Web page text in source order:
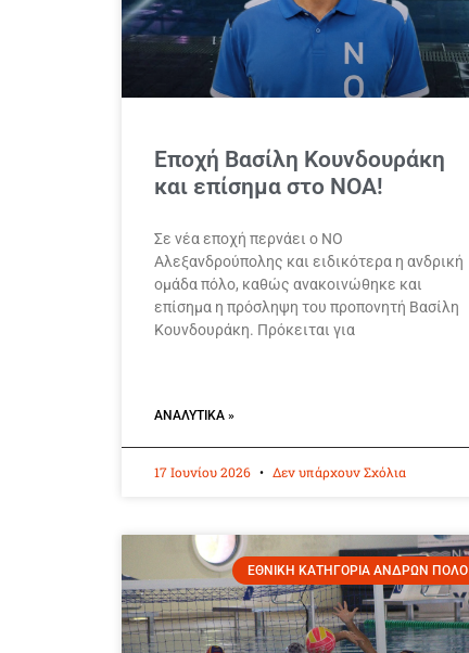
Εποχή Βασίλη Κουνδουράκη
και επίσημα στο ΝΟΑ!
Σε νέα εποχή περνάει ο ΝΟ
Αλεξανδρούπολης και ειδικότερα η ανδρική
ομάδα πόλο, καθώς ανακοινώθηκε και
επίσημα η πρόσληψη του προπονητή Βασίλη
Κουνδουράκη. Πρόκειται για
ΑΝΑΛΥΤΙΚΆ »
17 Ιουνίου 2026 Δεν υπάρχουν Σχόλια
ΕΘΝΙΚΗ ΚΑΤΗΓΟΡΙΑ ΑΝΔΡΩΝ ΠΟΛΟ